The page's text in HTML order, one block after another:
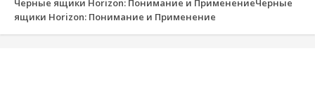
Черные ящики Horizon: Понимание и ПрименениеЧерные
ящики Horizon: Понимание и Применение